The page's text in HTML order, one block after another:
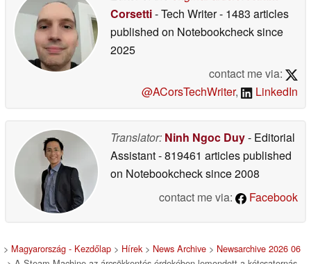
Corsetti- Tech Writer- 1483 articles
published on Notebookchecksince
2025
contact me via:
@ACorsTechWriter, LinkedIn
Translator: Ninh Ngoc Duy- Editorial
Assistant- 819461 articles published
on Notebookchecksince 2008
contact me via:
Facebook
> Magyarország - Kezdőlap > Hírek> News Archive > Newsarchive 2026 06